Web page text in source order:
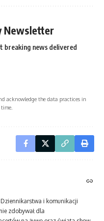
Newsletter
breaking news delivered
acknowledge the data practices in
i komunikacji
zdobywał dla